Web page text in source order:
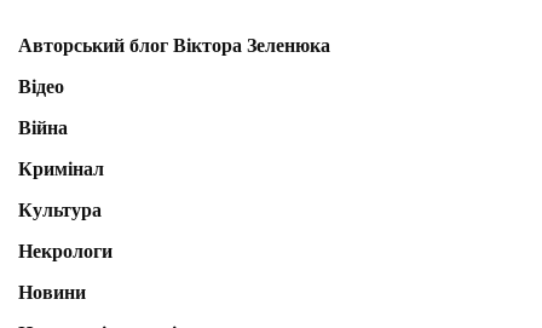
Авторський блог Віктора Зеленюка
Відео
Війна
Кримінал
Культура
Некрологи
Новини